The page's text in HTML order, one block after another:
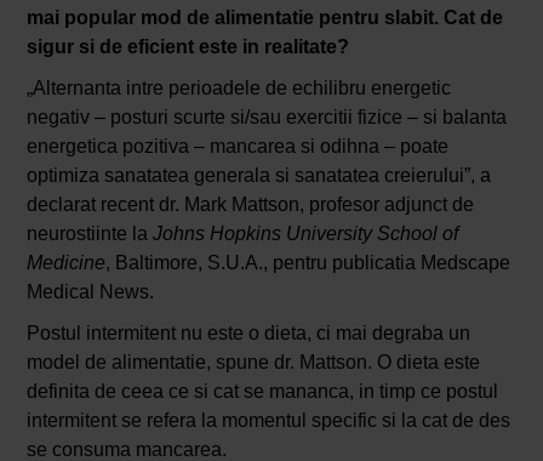
mai popular mod de alimentatie pentru slabit. Cat de
sigur si de eficient este in realitate?
„Alternanta intre perioadele de echilibru energetic
negativ – posturi scurte si/sau exercitii fizice – si balanta
energetica pozitiva – mancarea si odihna – poate
optimiza sanatatea generala si sanatatea creierului”, a
declarat recent dr. Mark Mattson, profesor adjunct de
neurostiinte la Johns Hopkins University School of
Medicine, Baltimore, S.U.A., pentru publicatia Medscape
Medical News.
Postul intermitent nu este o dieta, ci mai degraba un
model de alimentatie, spune dr. Mattson. O dieta este
definita de ceea ce si cat se mananca, in timp ce postul
intermitent se refera la momentul specific si la cat de des
se consuma mancarea.